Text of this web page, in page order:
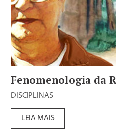
Fenomenologia da
DISCIPLINAS
LEIA MAIS